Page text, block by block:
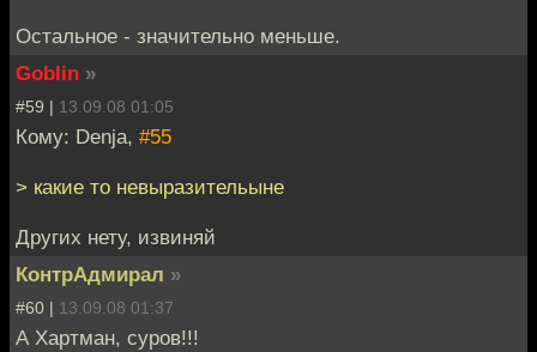
Остальное - значительно меньше.
Goblin »
#59 | 13.09.08 01:05
Кому: Denja, #55
> какие то невыразительыне
Других нету, извиняй
КонтрАдмирал »
#60 | 13.09.08 01:37
А Хартман, суров!!!